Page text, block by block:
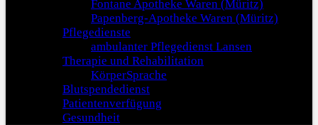
Fontane Apotheke Waren (Müritz)
Papenberg-Apotheke Waren (Müritz)
Pflegedienste
ambulanter Pflegedienst Lansen
Therapie und Rehabilitation
KörperSprache
Blutspendedienst
Patientenverfügung
Gesundheit